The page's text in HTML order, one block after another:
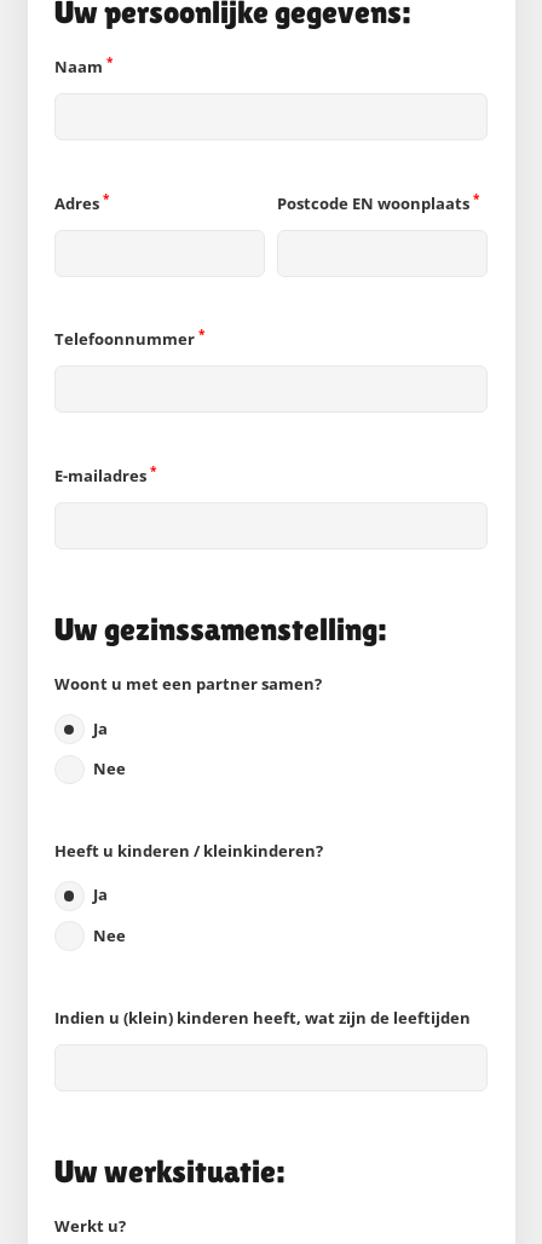
Uw persoonlijke gegevens:
Naam *
Adres * Postcode EN woonplaats *
Telefoonnummer *
E-mailadres *
Uw gezinssamenstelling:
Woont u met een partner samen?
Ja
Nee
Heeft u kinderen / kleinkinderen?
Ja
Nee
Indien u (klein) kinderen heeft, wat zijn de leeftijden
Uw werksituatie:
Werkt u?